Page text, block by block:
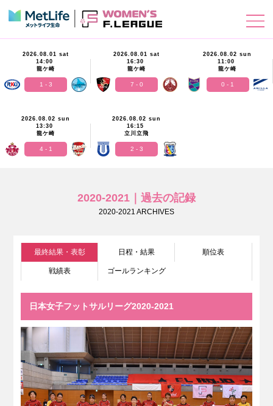
2026.08.01 sat
14:00
龍ケ崎
1 - 3
2026.08.01 sat
16:30
龍ケ崎
7 - 0
2026.08.02 sun
11:00
龍ケ崎
0 - 1
2026.08.02 sun
13:30
龍ケ崎
4 - 1
2026.08.02 sun
16:15
立川立飛
2 - 3
2020-2021｜過去の記録
2020-2021 ARCHIVES
最終結果・表彰 日程・結果 順位表
戦績表 ゴールランキング
日本女子フットサルリーグ2020-2021